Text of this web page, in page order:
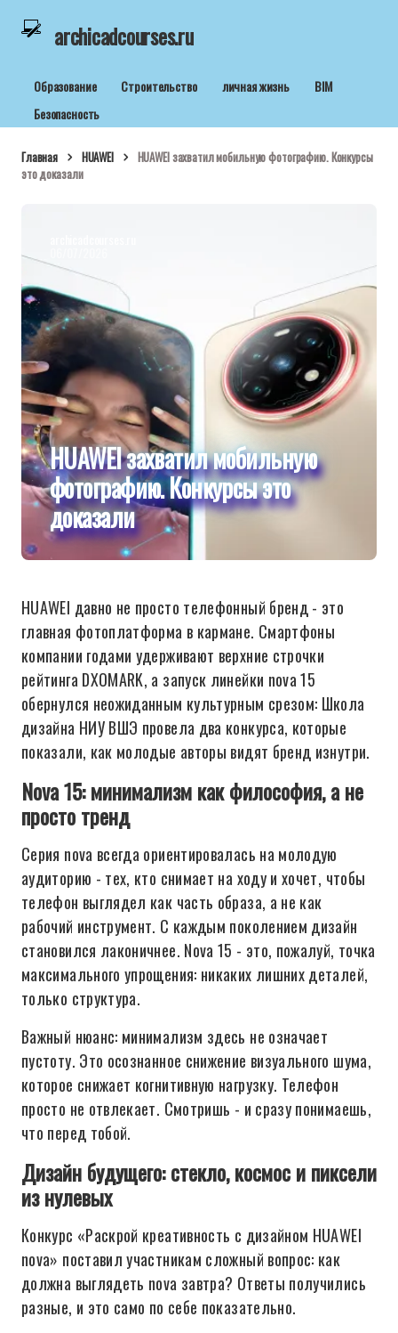
archicadcourses.ru
Образование Строительство личная жизнь
BIM
Безопасность
Главная HUAWEI
HUAWEI захватил мобильную фотографию. Конкурсы
это доказали
HUAWEI захватил мобильную
фотографию. Конкурсы это
доказали
HUAWEI давно не просто телефонный бренд - это
главная фотоплатформа в кармане. Смартфоны
компании годами удерживают верхние строчки
рейтинга DXOMARK, а запуск линейки nova 15
обернулся неожиданным культурным срезом: Школа
дизайна НИУ ВШЭ провела два конкурса, которые
показали, как молодые авторы видят бренд изнутри.
Nova 15: минимализм как философия, а не
просто тренд
Серия nova всегда ориентировалась на молодую
аудиторию - тех, кто снимает на ходу и хочет, чтобы
телефон выглядел как часть образа, а не как
рабочий инструмент. С каждым поколением дизайн
становился лаконичнее. Nova 15 - это, пожалуй, точка
максимального упрощения: никаких лишних деталей,
только структура.
Важный нюанс: минимализм здесь не означает
пустоту. Это осознанное снижение визуального шума,
которое снижает когнитивную нагрузку. Телефон
просто не отвлекает. Смотришь - и сразу понимаешь,
что перед тобой.
Дизайн будущего: стекло, космос и пиксели
из нулевых
Конкурс «Раскрой креативность с дизайном HUAWEI
nova» поставил участникам сложный вопрос: как
должна выглядеть nova завтра? Ответы получились
разные, и это само по себе показательно.